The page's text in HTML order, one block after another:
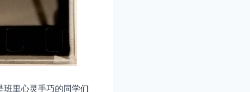
里心灵手巧的同学们